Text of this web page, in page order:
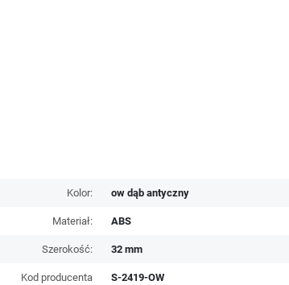
Kolor: ow dąb antyczny
Materiał: ABS
Szerokość: 32 mm
Kod producenta S-2419-OW